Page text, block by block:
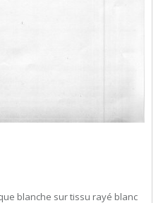
blanche sur tissu rayé blanc